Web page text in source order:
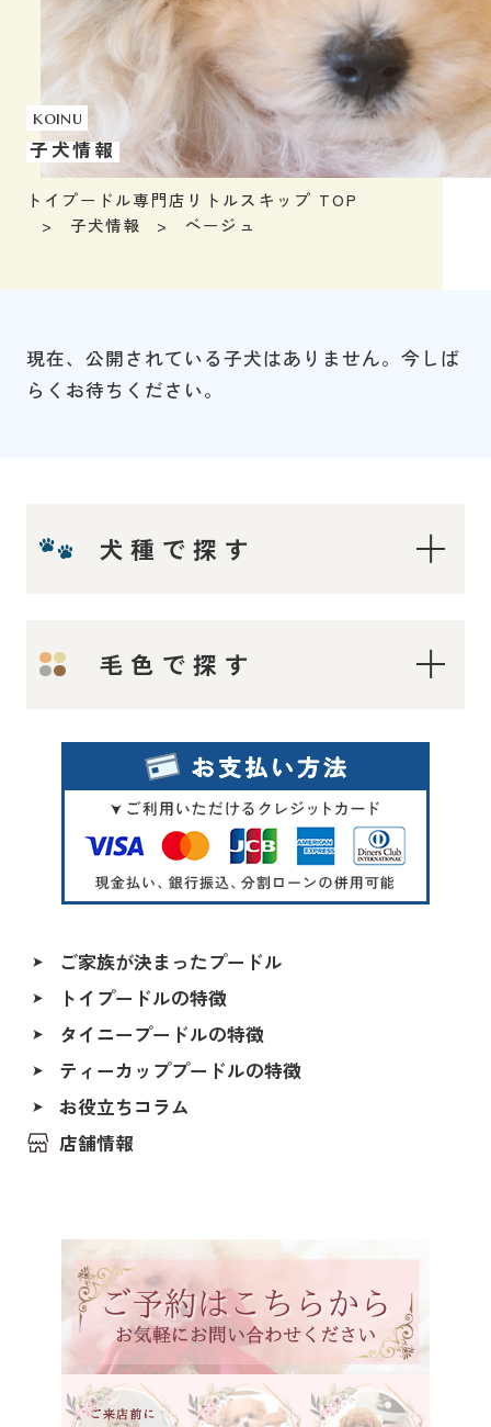
koinu
子犬情報
トイプードル専門店リトルスキップ TOP
子犬情報
ベージュ
現在、公開されている子犬はありません。今しば
らくお待ちください。
犬種で探す
ティーカッププードル
ロイヤルティーカッププードル
マイクロティーカッププードル
トイプードル
毛色で探す
レッド・フォーン
シルバー
オレンジフォーン（アプリコット）
アプリコット
シャンパン
シルバー＆ホワイト
ペールホーン
ブルー
レッド（レッド・フォーン）
アプリコット（オレンジ・フォーン）
ホワイト
ブラック
ブラックタン
シルバーベージュ
ブラウン
ご家族が決まったプードル
ALL
香川県
北海道
福島県
茨城県
神奈川県
石川県
福井県
岐阜県
静岡県
長野県
トイプードルの特徴
タイニープードルの特徴
ティーカッププードルの特徴
お役立ちコラム
店舗情報